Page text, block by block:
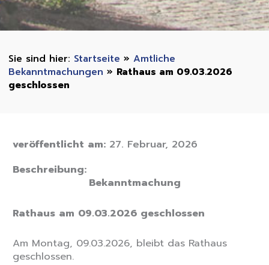
Startseite » Amtliche
Bekanntmachungen » Rathaus am 09.03.2026
geschlossen
veröffentlicht am:27. Februar, 2026
Beschreibung:
Bekanntmachung
Rathaus am 09.03.2026 geschlossen
Am Montag, 09.03.2026, bleibt das Rathaus
geschlossen.